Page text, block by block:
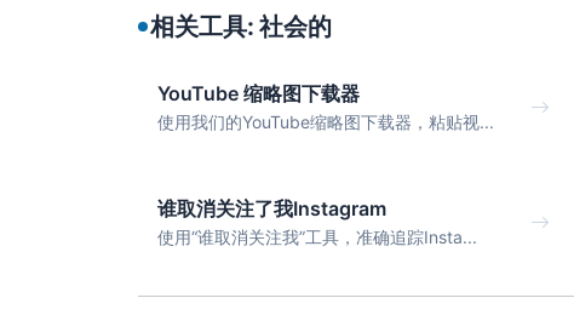
相关工具: 社会的
YouTube 缩略图下载器
使用我们的YouTube缩略图下载器，粘贴视...
谁取消关注了我Instagram
使用“谁取消关注我”工具，准确追踪Insta...